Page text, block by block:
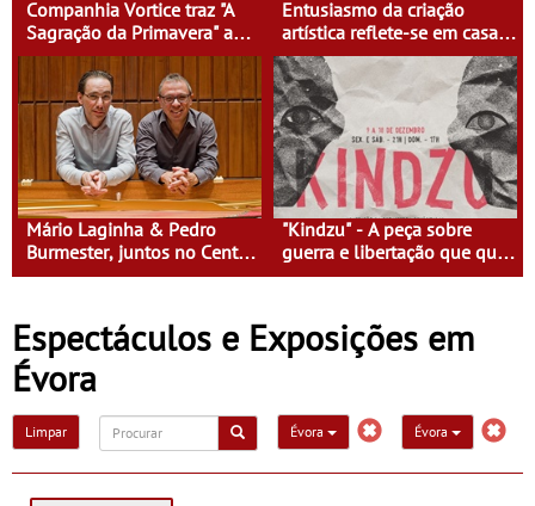
Companhia Vortice traz "A
Sagração da Primavera" ao
Olga Cadaval
Entusiasmo da criação
artística reflete-se em casas
culturais de Guimarães para
ligar público e artistas
Mário Laginha & Pedro
Burmester, juntos no Centro
Cultural Vila Flor em
"Kindzu" - A peça sobre
guerra e libertação que quer
deixar o público a pensar -
Espectáculos e Exposições em
Évora
Limpar Évora Évora